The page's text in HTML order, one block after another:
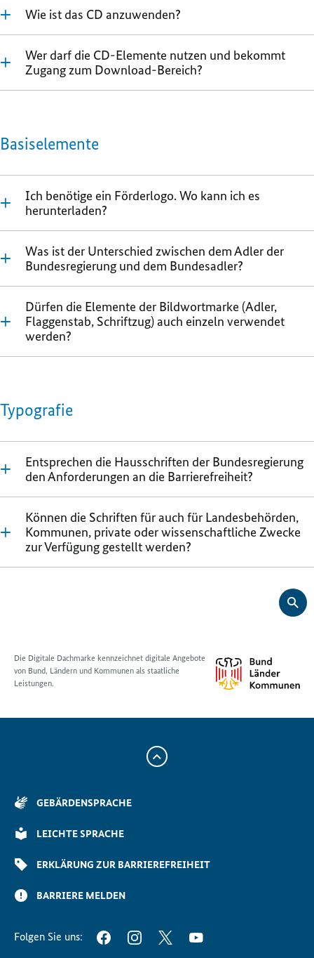
Wie ist das CD anzuwenden?
Wer darf die CD-Elemente nutzen und bekommt
Zugang zum Download-Bereich?
Basiselemente
Ich benötige ein Förderlogo. Wo kann ich es
herunterladen?
Was ist der Unterschied zwischen dem Adler der
Bundesregierung und dem Bundesadler?
Dürfen die Elemente der Bildwortmarke (Adler,
Flaggenstab, Schriftzug) auch einzeln verwendet
werden?
Typografie
Entsprechen die Hausschriften der Bundesregierung
den Anforderungen an die Barrierefreiheit?
Können die Schriften für auch für Landesbehörden,
Kommunen, private oder wissenschaftliche Zwecke
zur Verfügung gestellt werden?
Die Digitale Dachmarke kennzeichnet digitale Angebote
von Bund, Ländern und Kommunen als staatliche
Leistungen.
Zum
GEBÄRDENSPRACHE
LEICHTE SPRACHE
ERKLÄRUNG ZUR BARRIEREFREIHEIT
BARRIERE MELDEN
Folgen Sie uns: FACEBOOKINSTAGRAM
TWITTERYOUTUBE